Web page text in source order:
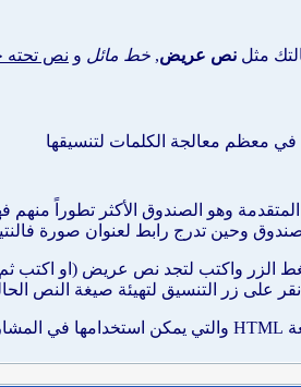
مثل نص عريض, خط مائل و نص
في معظم معالجة الكلمات لتنسيقها
وحين تدرج رابط لعنوان صورة
واكتب لتجد نص عريض (او اكتب
على زر التنسيق لتهيئة صيغة النص